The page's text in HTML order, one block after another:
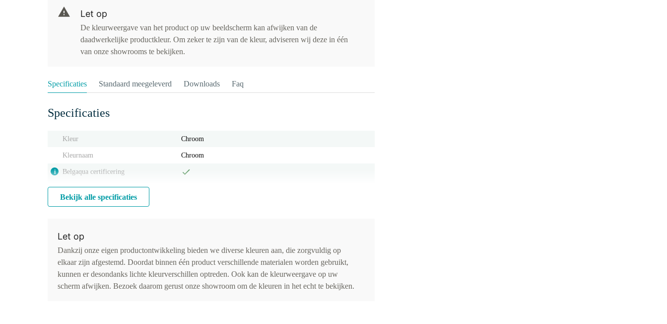
Let op
De kleurweergave van het product op uw beeldscherm kan afwijken van de
daadwerkelijke productkleur. Om zeker te zijn van de kleur, adviseren wij deze in één
van onze showrooms te bekijken.
Specificaties Standaard meegeleverd Downloads Faq
Specificaties
Kleur Chroom
Kleurnaam Chroom
i Belgaqua certificering
Bekijk alle specificaties
Let op
Dankzij onze eigen productontwikkeling bieden we diverse kleuren aan, die zorgvuldig op
elkaar zijn afgestemd. Doordat binnen één product verschillende materialen worden gebruikt,
kunnen er desondanks lichte kleurverschillen optreden. Ook kan de kleurweergave op uw
scherm afwijken. Bezoek daarom gerust onze showroom om de kleuren in het echt te bekijken.